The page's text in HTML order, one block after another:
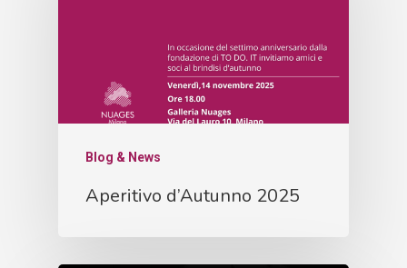
Blog & News
Aperitivo d’Autunno 2025